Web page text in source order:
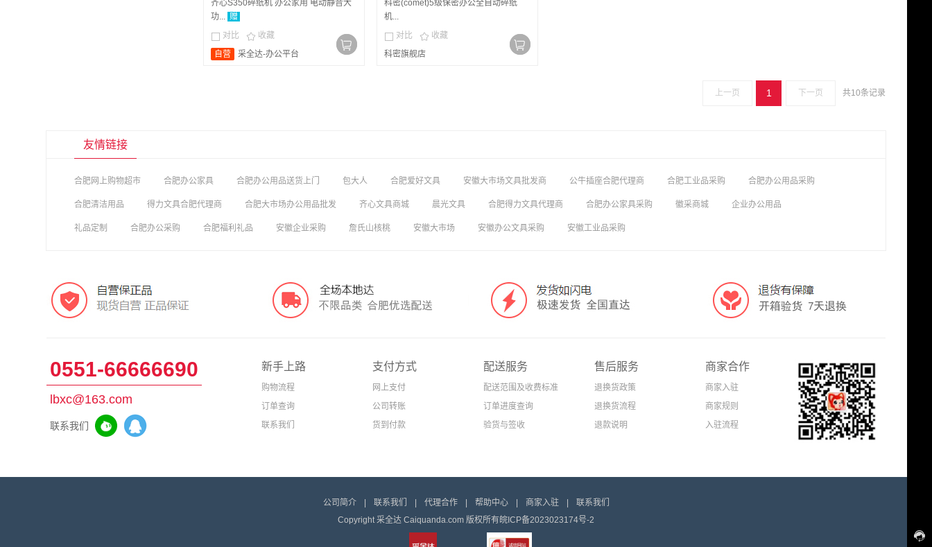
齐心S350碎纸机 办公家用 电动静音大
功... 赠
对比  收藏
自营
采全达-办公平台
科密(comet)5级保密办公全自动碎纸
机...
对比  收藏
科密旗舰店
共10条记录
上一页 1 下一页

友情链接
合肥网上购物超市 合肥办公家具 合肥办公用品送货上门 包大人 合肥爱好文具 安徽大市场文具批发商 公牛插座合肥代理商 合肥工业品采购 合肥办公用品采购
合肥清洁用品 得力文具合肥代理商 合肥大市场办公用品批发 齐心文具商城 晨光文具 合肥得力文具代理商 合肥办公家具采购 徽采商城 企业办公用品
礼品定制 合肥办公采购 合肥福利礼品 安徽企业采购 詹氏山核桃 安徽大市场 安徽办公文具采购 安徽工业品采购
0551-66666690
lbxc@163.com
联系我们
新手上路
购物流程
订单查询
联系我们
支付方式
网上支付
公司转账
货到付款
配送服务
配送范围及收费标准
订单进度查询
验货与签收
售后服务
退换货政策
退换货流程
退款说明
商家合作
商家入驻
商家规则
入驻流程
公司简介 联系我们 代理合作 帮助中心 商家入驻
联系我们
Copyright 采全达 Caiquanda.com 版权所有皖ICP备2023023174号-2